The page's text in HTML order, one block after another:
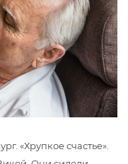
«Хрупкое счастье».